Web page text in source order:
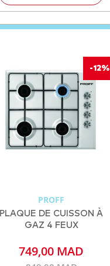
-12%
PROFF
PLAQUE DE CUISSON À
GAZ 4 FEUX
749,00 MAD